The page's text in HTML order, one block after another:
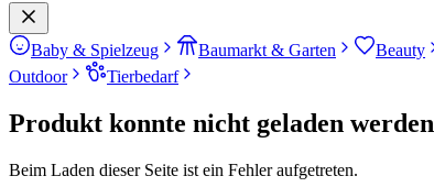
Baby & Spielzeug Baumarkt & Garten Beauty
Outdoor
Tierbedarf
Produkt konnte nicht geladen werden
Beim Laden dieser Seite ist ein Fehler aufgetreten.